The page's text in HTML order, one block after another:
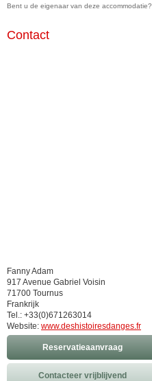
Bent u de eigenaar van deze accommodatie?
Contact
Fanny Adam
917 Avenue Gabriel Voisin
71700 Tournus
Frankrijk
Tel.: +33(0)671263014
Website: www.deshistoiresdanges.fr
Reservatieaanvraag
Contacteer vrijblijvend